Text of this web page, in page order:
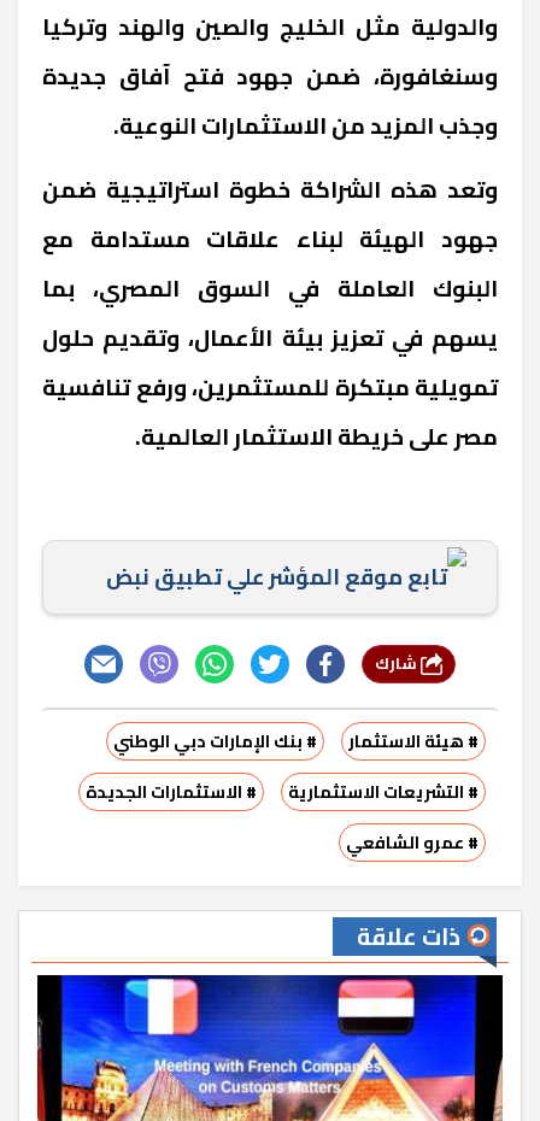
والدولية مثل الخليج والصين والهند وتركيا
وسنغافورة، ضمن جهود فتح آفاق جديدة
وجذب المزيد من الاستثمارات النوعية.
وتعد هذه الشراكة خطوة استراتيجية ضمن
جهود الهيئة لبناء علاقات مستدامة مع
البنوك العاملة في السوق المصري، بما
يسهم في تعزيز بيئة الأعمال، وتقديم حلول
تمويلية مبتكرة للمستثمرين، ورفع تنافسية
مصر على خريطة الاستثمار العالمية.
تابع موقع المؤشر علي تطبيق نبض
# هيئة الاستثمار
# بنك الإمارات دبي الوطني
# التشريعات الاستثمارية
# الاستثمارات الجديدة
# عمرو الشافعي
ذات علاقة